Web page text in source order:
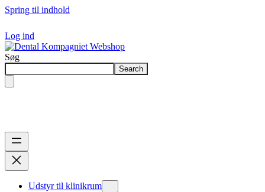
Spring til indhold
Log ind
Søg
Search
Udstyr til klinikrum